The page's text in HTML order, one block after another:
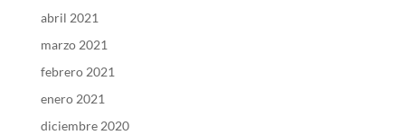
abril 2021
marzo 2021
febrero 2021
enero 2021
diciembre 2020